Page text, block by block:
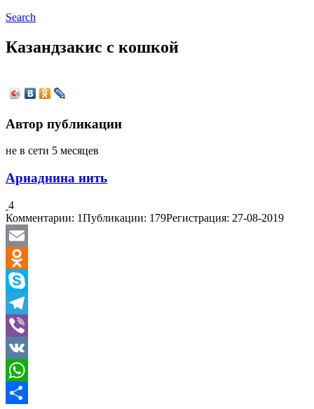
Search
Казандзакис с кошкой
Автор публикации
не в сети 5 месяцев
Ариаднина нить
4
Комментарии: 1Публикации: 179Регистрация: 27-08-2019
Email
Odnoklassniki
Skype
Telegram
Viber
VK
WhatsApp